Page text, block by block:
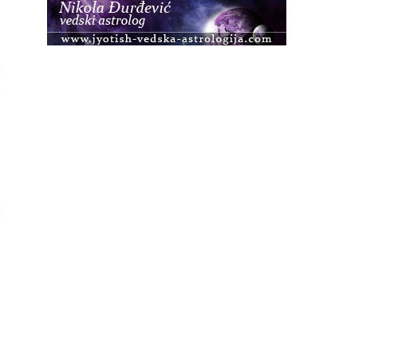
Osnovni ThetaHealing® tečaj, Zagreb i Online
22.08.
Pula